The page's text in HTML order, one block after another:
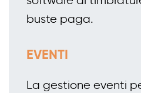
buste paga.
EVENTI
La gestione eventi